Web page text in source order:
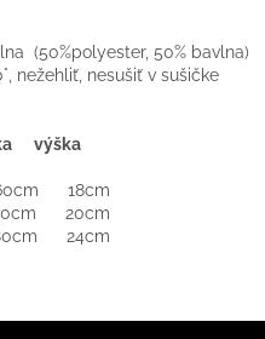
(50%polyester, 50% bavlna)
nežehliť, nesušiť v sušičke
výška
18cm
20cm
24cm